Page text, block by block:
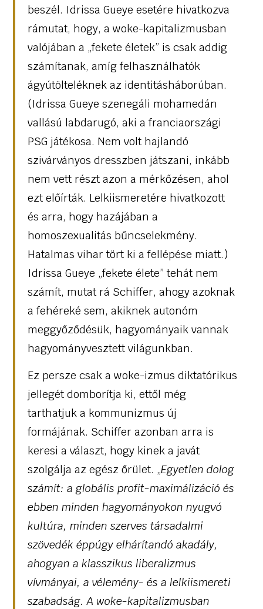
beszél. Idrissa Gueye esetére hivatkozva
rámutat, hogy, a woke-kapitalizmusban
valójában a „fekete életek” is csak addig
számítanak, amíg felhasználhatók
ágyútölteléknek az identitásháborúban.
(Idrissa Gueye szenegáli mohamedán
vallású labdarugó, aki a franciaországi
PSG játékosa. Nem volt hajlandó
szivárványos dresszben játszani, inkább
nem vett részt azon a mérkőzésen, ahol
ezt előírták. Lelkiismeretére hivatkozott
és arra, hogy hazájában a
homoszexualitás bűncselekmény.
Hatalmas vihar tört ki a fellépése miatt.)
Idrissa Gueye „fekete élete” tehát nem
számít, mutat rá Schiffer, ahogy azoknak
a fehéreké sem, akiknek autonóm
meggyőződésük, hagyományaik vannak
hagyományvesztett világunkban.
Ez persze csak a woke-izmus diktatórikus
jellegét domborítja ki, ettől még
tarthatjuk a kommunizmus új
formájának. Schiffer azonban arra is
keresi a választ, hogy kinek a javát
szolgálja az egész őrület. „Egyetlen dolog
számít: a globális profit-maximálizáció és
ebben minden hagyományokon nyugvó
kultúra, minden szerves társadalmi
szövedék éppúgy elhárítandó akadály,
ahogyan a klasszikus liberalizmus
vívmányai, a vélemény- és a lelkiismereti
szabadság. A woke-kapitalizmusban